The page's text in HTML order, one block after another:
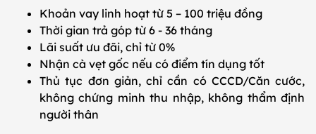
Khoản vay linh hoạt từ 5 – 100 triệu đồng
Thời gian trả góp từ 6 - 36 tháng
Lãi suất ưu đãi, chỉ từ 0%
Nhận cà vẹt gốc nếu có điểm tín dụng tốt
Thủ tục đơn giản, chỉ cần có CCCD/Căn cước,
không chứng minh thu nhập, không thẩm định
người thân